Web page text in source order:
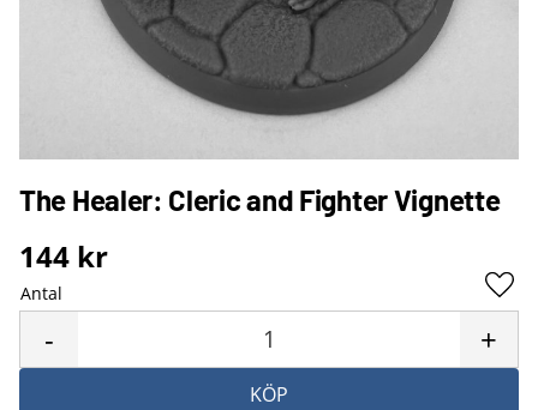
The Healer: Cleric and Fighter Vignette
144 kr
Antal
+
-
KÖP